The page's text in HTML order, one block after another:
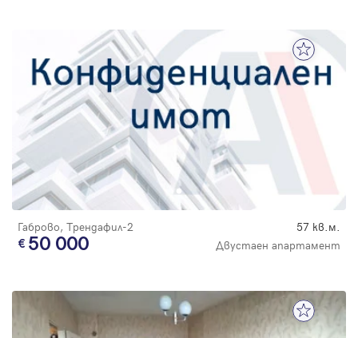
Габрово, Трендафил-2 57 кв.м.
50 000 Двустаен апартамент